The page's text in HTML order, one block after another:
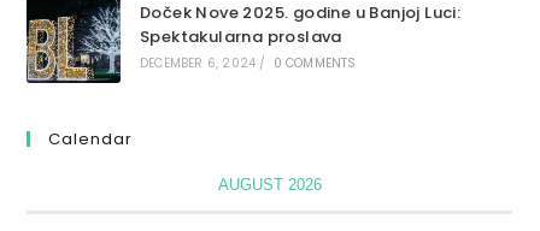
Doček Nove 2025. godine u Banjoj Luci:
Spektakularna proslava
DECEMBER 6, 2024 / 0 COMMENTS
Calendar
AUGUST 2026